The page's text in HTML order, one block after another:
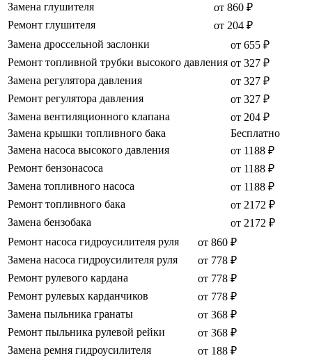
Замена глушителя
от 860 ₽
Ремонт глушителя
от 204 ₽
Замена дроссельной заслонки
от 655 ₽
Ремонт топливной трубки высокого давления от 327 ₽
Замена регулятора давления
от 327 ₽
Ремонт регулятора давления
от 327 ₽
Замена вентиляционного клапана
от 204 ₽
Замена крышки топливного бака
Бесплатно
Замена насоса высокого давления
от 1188 ₽
Ремонт бензонасоса
от 1188 ₽
Замена топливного насоса
от 1188 ₽
Ремонт топливного бака
от 2172 ₽
Замена бензобака
от 2172 ₽
Ремонт насоса гидроусилителя руля
от 860 ₽
Замена насоса гидроусилителя руля
от 778 ₽
Ремонт рулевого кардана
от 778 ₽
Ремонт рулевых карданчиков
от 778 ₽
Замена пыльника гранаты
от 368 ₽
Ремонт пыльника рулевой рейки
от 368 ₽
Замена ремня гидроусилителя
от 188 ₽